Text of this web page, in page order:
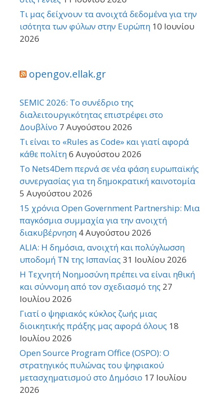
Τι μας δείχνουν τα ανοιχτά δεδομένα για την
ισότητα των φύλων στην Ευρώπη 10 Ιουνίου
2026
opengov.ellak.gr
SEMIC 2026: Το συνέδριο της
διαλειτουργικότητας επιστρέφει στο
Δουβλίνο 7 Αυγούστου 2026
Τι είναι το «Rules as Code» και γιατί αφορά
κάθε πολίτη6 Αυγούστου 2026
Το Nets4Dem περνά σε νέα φάση ευρωπαϊκής
συνεργασίας για τη δημοκρατική καινοτομία
5 Αυγούστου 2026
15 χρόνια Open Government Partnership: Μια
παγκόσμια συμμαχία για την ανοιχτή
διακυβέρνηση 4 Αυγούστου 2026
ALIA: Η δημόσια, ανοιχτή και πολύγλωσση
υποδομή ΤΝ της Ισπανίας 31 Ιουλίου 2026
Η Τεχνητή Νοημοσύνη πρέπει να είναι ηθική
και σύννομη από τον σχεδιασμό της 27
Ιουλίου 2026
Γιατί ο ψηφιακός κύκλος ζωής μιας
διοικητικής πράξης μας αφορά όλους 18
Ιουλίου 2026
Open Source Program Office (OSPO): Ο
στρατηγικός πυλώνας του ψηφιακού
μετασχηματισμού στο Δημόσιο 17 Ιουλίου
2026